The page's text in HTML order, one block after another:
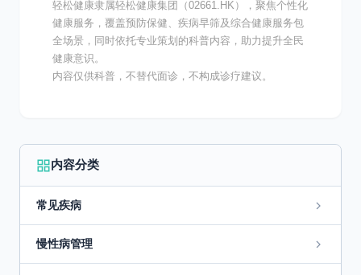
轻松健康隶属轻松健康集团（02661.HK），聚焦个性化
健康服务，覆盖预防保健、疾病早筛及综合健康服务包
全场景，同时依托专业策划的科普内容，助力提升全民
健康意识。
内容仅供科普，不替代面诊，不构成诊疗建议。
内容分类
常见疾病
慢性病管理